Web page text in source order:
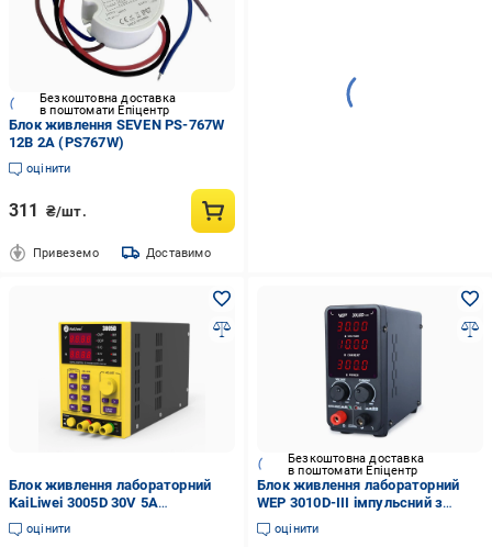
Безкоштовна доставка
в поштомати Епіцентр
Блок живлення SEVEN PS-767W
12В 2А (PS767W)
оцінити
311 ₴/шт.
Привеземо Доставимо
Блок живлення лабораторний
KaiLiwei 3005D 30V 5А
(27831509)
оцінити
Безкоштовна доставка
в поштомати Епіцентр
Блок живлення лабораторний
WEP 3010D-III імпульсний з
цифровою індикацією V/A/W30V
10A (27831428)
оцінити